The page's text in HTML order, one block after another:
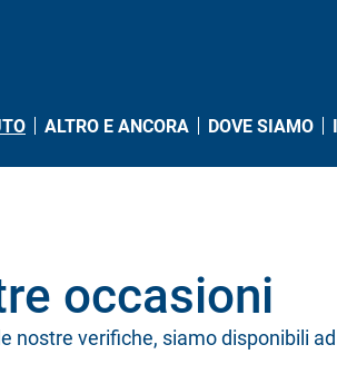
(PAGINA CORRENTE)
ALTRO E ANCORA DOVE SIAMO
occasioni
nostre verifiche, siamo disponibili